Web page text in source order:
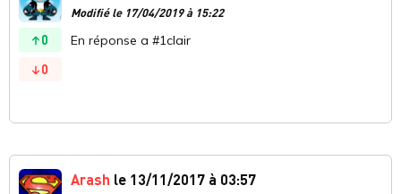
0
0
Modifié le 17/04/2019 à 15:22
En réponse a #1clair
Arash le 13/11/2017 à 03:57